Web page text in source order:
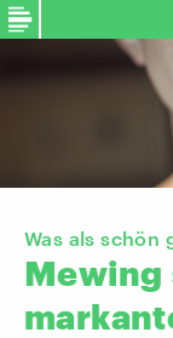
Was als schön
Mewing